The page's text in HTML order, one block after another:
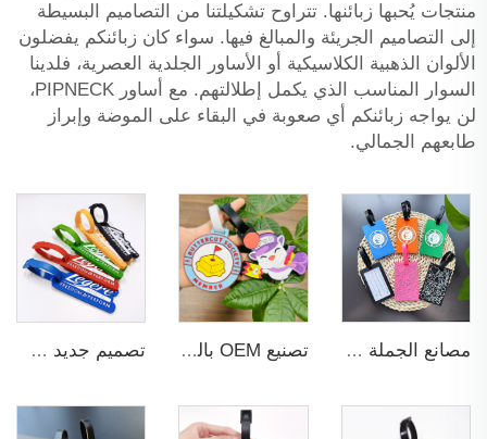
منتجات يُحبها زبائنها. تتراوح تشكيلتنا من التصاميم البسيطة
إلى التصاميم الجريئة والمبالغ فيها. سواء كان زبائنكم يفضلون
الألوان الذهبية الكلاسيكية أو الأساور الجلدية العصرية، فلدينا
السوار المناسب الذي يكمل إطلالتهم. مع أساور PIPNECK،
لن يواجه زبائنكم أي صعوبة في البقاء على الموضة وإبراز
طابعهم الجمالي.
مصانع الجملة بدون MOQ علامات الأمتعة PVC قابلة للقطع بأي شكل من المطاط الناعم لعلامات السفر مع بطاقات اسم مخصصة للترويج تصنيع OEM بالجملة علامات أمتعة مخصصة بدون MOQ من المطاط PVC لعلامات الأمتعة الرياضية والسفر مع بطاقات الأسماء تصميم جديد سعر منخفض أحمر وأزرق وبني احترافي علامات الأمتعة بألوان وأنماط مخصصة هدية لعلامات السفر